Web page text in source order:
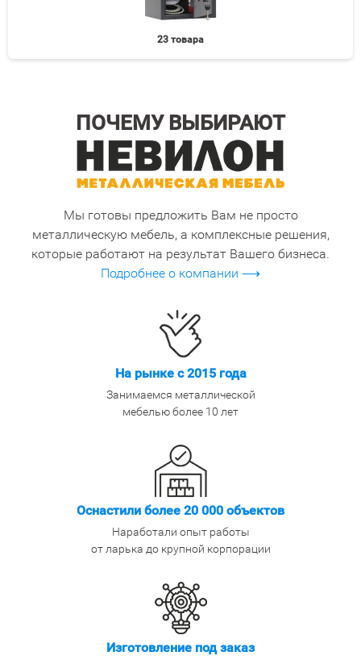
23 товара
ПОЧЕМУ ВЫБИРАЮТ
Мы готовы предложить Вам не просто
металлическую мебель, а комплексные решения,
которые работают на результат Вашего бизнеса.
Подробнее о компании ⟶
На рынке с 2015 года
Занимаемся металлической
мебелью более 10 лет
Оснастили более 20 000 объектов
Наработали опыт работы
от ларька до крупной корпорации
Изготовление под заказ